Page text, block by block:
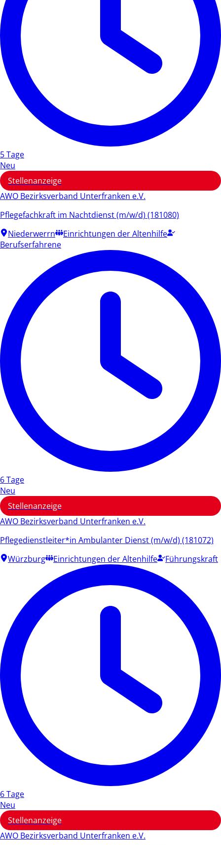
5 Tage
Neu
Stellenanzeige
AWO Bezirksverband Unterfranken e.V.
Pflegefachkraft im Nachtdienst (m/w/d) (181080)
Niederwerrn
Einrichtungen der Altenhilfe
Berufserfahrene
6 Tage
Neu
Stellenanzeige
AWO Bezirksverband Unterfranken e.V.
Pflegedienstleiter*in Ambulanter Dienst (m/w/d) (181072)
Würzburg
Einrichtungen der Altenhilfe Führungskraft
6 Tage
Neu
Stellenanzeige
AWO Bezirksverband Unterfranken e.V.